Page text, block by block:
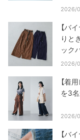
2026/
【バ
りと
ック
2026/
【着
を3
2026/
【バ